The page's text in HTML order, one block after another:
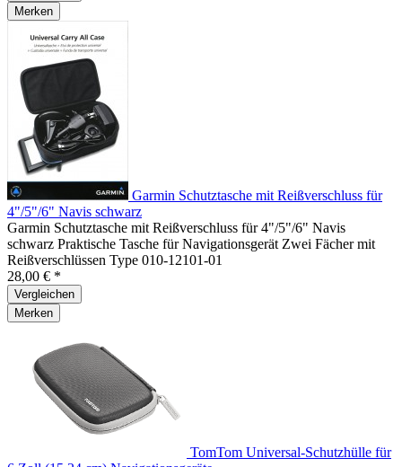
Merken
Garmin Schutztasche mit Reißverschluss für
4"/5"/6" Navis schwarz
Garmin Schutztasche mit Reißverschluss für 4"/5"/6" Navis
schwarz Praktische Tasche für Navigationsgerät Zwei Fächer mit
Reißverschlüssen Type 010-12101-01
28,00 € *
Vergleichen
Merken
TomTom Universal-Schutzhülle für